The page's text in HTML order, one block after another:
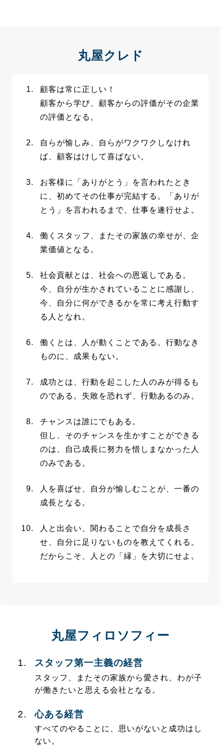
丸屋クレド
顧客は常に正しい！
顧客から学び、顧客からの評価がその企業
の評価となる。
自らが愉しみ、自らがワクワクしなけれ
ば、顧客はけして喜ばない。
お客様に「ありがとう」を言われたとき
に、初めてその仕事が完結する。「ありが
とう」を言われるまで、仕事を遂行せよ。
働くスタッフ、またその家族の幸せが、企
業価値となる。
社会貢献とは、社会への恩返しである。
今、自分が生かされていることに感謝し、
今、自分に何ができるかを常に考え行動す
る人となれ。
働くとは、人が動くことである。行動なき
ものに、成果もない。
成功とは、行動を起こした人のみが得るも
のである。失敗を恐れず、行動あるのみ。
チャンスは誰にでもある。
但し、そのチャンスを生かすことができる
のは、自己成長に努力を惜しまなかった人
のみである。
人を喜ばせ、自分が愉しむことが、一番の
成長となる。
人と出会い、関わることで自分を成長さ
せ、自分に足りないものを教えてくれる。
だからこそ、人との「縁」を大切にせよ。
丸屋フィロソフィー
スタッフ第一主義の経営
スタッフ、またその家族から愛され、わが子
が働きたいと思える会社となる。
心ある経営
すべてのやることに、思いがないと成功はし
ない。